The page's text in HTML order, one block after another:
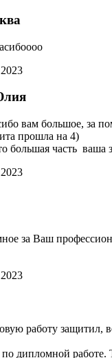
вам большое, за
прошла на 4)
большая часть ваша
за Ваш
работу защитил,
дипломной работе.